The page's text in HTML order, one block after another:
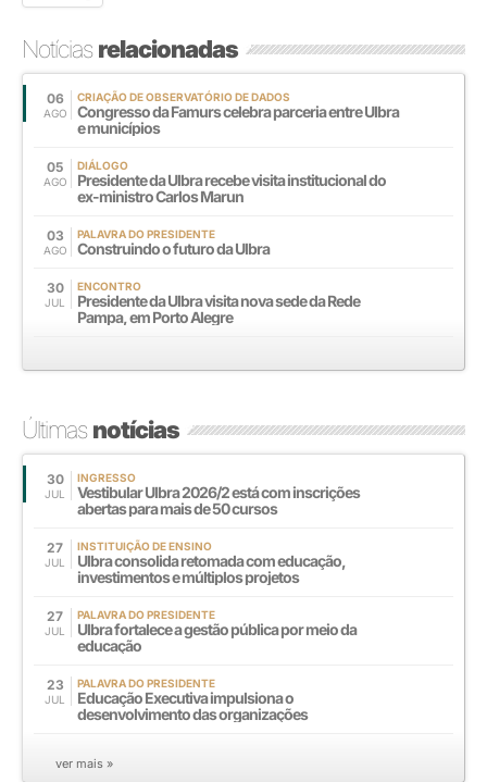
Notíciasrelacionadas
06
AGO
CRIAÇÃO DE OBSERVATÓRIO DE DADOS
Congresso da Famurs celebra parceria entre Ulbra
e municípios
05
AGO
DIÁLOGO
Presidente da Ulbra recebe visita institucional do
ex-ministro Carlos Marun
03
AGO
PALAVRA DO PRESIDENTE
Construindo o futuro da Ulbra
30
JUL
ENCONTRO
Presidente da Ulbra visita nova sede da Rede
Pampa, em Porto Alegre
Últimasnotícias
30
JUL
INGRESSO
Vestibular Ulbra 2026/2 está com inscrições
abertas para mais de 50 cursos
27
JUL
INSTITUIÇÃO DE ENSINO
Ulbra consolida retomada com educação,
investimentos e múltiplos projetos
27
JUL
PALAVRA DO PRESIDENTE
Ulbra fortalece a gestão pública por meio da
educação
23
JUL
PALAVRA DO PRESIDENTE
Educação Executiva impulsiona o
desenvolvimento das organizações
ver mais »